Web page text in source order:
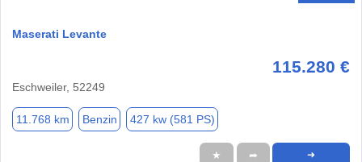
Maserati Levante
115.280 €
Eschweiler, 52249
11.768 km Benzin 427 kw (581 PS)
★ ➦ ➜